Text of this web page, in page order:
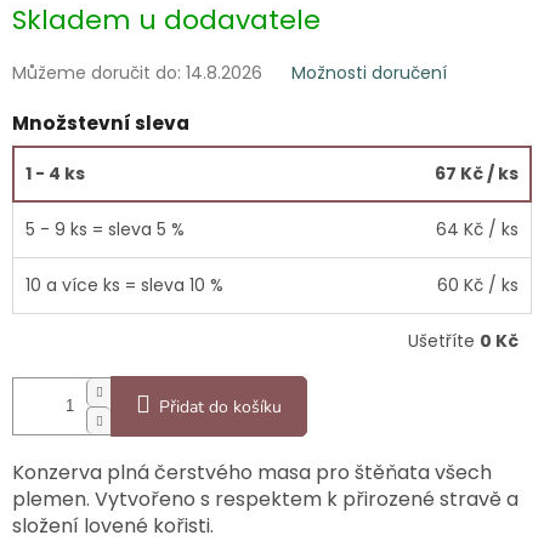
cena:
Skladem u dodavatele
Můžeme doručit do: 14.8.2026 Možnosti doručení
Množstevní sleva
1 - 4 ks 67 Kč / ks
5 - 9 ks = sleva 5 % 64 Kč / ks
10 a více ks = sleva 10 % 60 Kč / ks
Ušetříte 0 Kč
Přidat do košíku
Konzerva plná čerstvého masa pro štěňata všech
plemen. Vytvořeno s respektem k přirozené stravě a
složení lovené kořisti.